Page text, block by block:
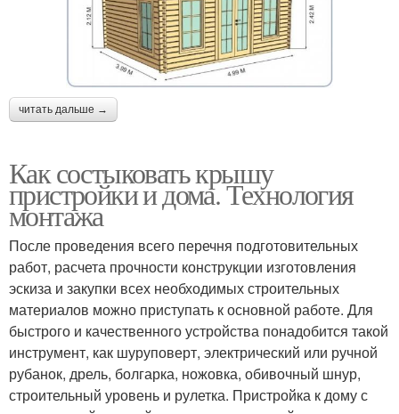
читать дальше →
Как состыковать крышу
пристройки и дома. Технология
монтажа
После проведения всего перечня подготовительных
работ, расчета прочности конструкции изготовления
эскиза и закупки всех необходимых строительных
материалов можно приступать к основной работе. Для
быстрого и качественного устройства понадобится такой
инструмент, как шуруповерт, электрический или ручной
рубанок, дрель, болгарка, ножовка, обивочный шнур,
строительный уровень и рулетка. Пристройка к дому с